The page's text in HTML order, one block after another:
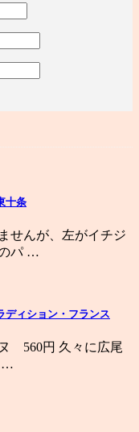
十条
せんが、左がイチジ
パ …
ディション・フランス
560円 久々に広尾
…